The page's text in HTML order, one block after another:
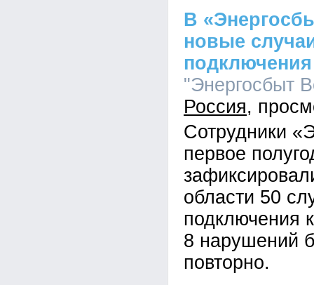
В
новые
"Энергосбыт
Россия
Сотрудники
первое
области 50
подключения
8 нарушений
повторно.